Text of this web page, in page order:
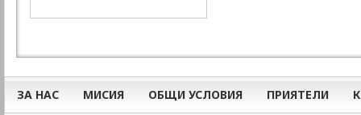
ЗА НАС МИСИЯ ОБЩИ УСЛОВИЯ ПРИЯТЕЛИ